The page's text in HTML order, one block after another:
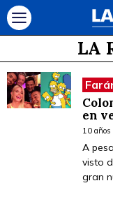
LA
en
10 años
A
visto
gran